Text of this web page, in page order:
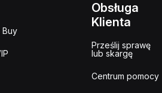
Obsługa
Klienta
Prześlij sprawę
lub skargę
Centrum pomocy